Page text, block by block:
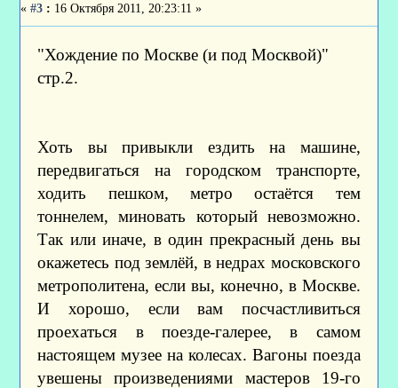
«#3 : 16 Октября 2011, 20:23:11 »
"Хождение по Москве (и под Москвой)"
стр.2.
Хоть вы привыкли ездить на машине,
передвигаться на городском транспорте,
ходить пешком, метро остаётся тем
тоннелем, миновать который невозможно.
Так или иначе, в один прекрасный день вы
окажетесь под землёй, в недрах московского
метрополитена, если вы, конечно, в Москве.
И хорошо, если вам посчастливиться
проехаться в поезде-галерее, в самом
настоящем музее на колесах. Вагоны поезда
увешены произведениями мастеров 19-го